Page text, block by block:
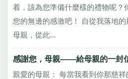
着，該為您準備什麼樣的禮物呢？
您的無邊的感激吧！ 自從我落地
母親，從此...
感謝您，母親——給母親的一封
親愛的母親： 每當我看到你那慈